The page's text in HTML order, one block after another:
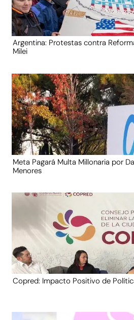
Argentina: Protestas contra
Milei
Meta Pagará Multa Millonaria por
Menores
Copred: Impacto Positivo de